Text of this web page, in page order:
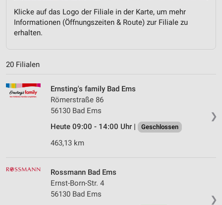
Klicke auf das Logo der Filiale in der Karte, um mehr
Informationen (Öffnungszeiten & Route) zur Filiale zu
erhalten.
20 Filialen
❯
Ernsting's family Bad Ems
Römerstraße 86
56130 Bad Ems
Heute 09:00 - 14:00 Uhr |
Geschlossen
463,13 km
❯
Rossmann Bad Ems
Ernst-Born-Str. 4
56130 Bad Ems